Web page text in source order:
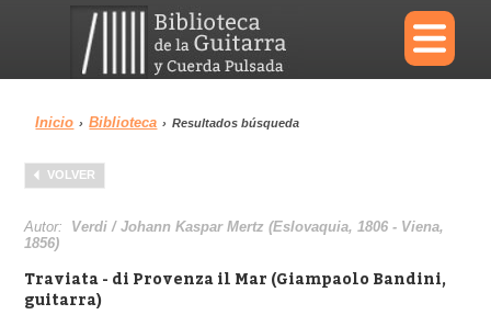
×
Menu
Biblioteca Diccionario
Inicio › Biblioteca › Resultados búsqueda
VOLVER
Autor: Verdi / Johann Kaspar Mertz (Eslovaquia, 1806 - Viena,
1856)
Traviata - di Provenza il Mar (Giampaolo Bandini,
guitarra)